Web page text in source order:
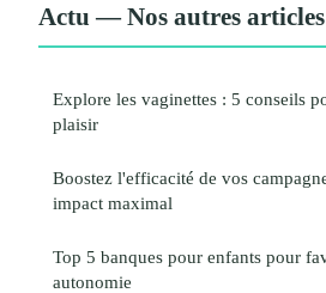
Actu — Nos autres articles
Explore les vaginettes : 5 conseils
plaisir
Boostez l'efficacité de vos
impact maximal
Top 5 banques pour enfants pour
autonomie